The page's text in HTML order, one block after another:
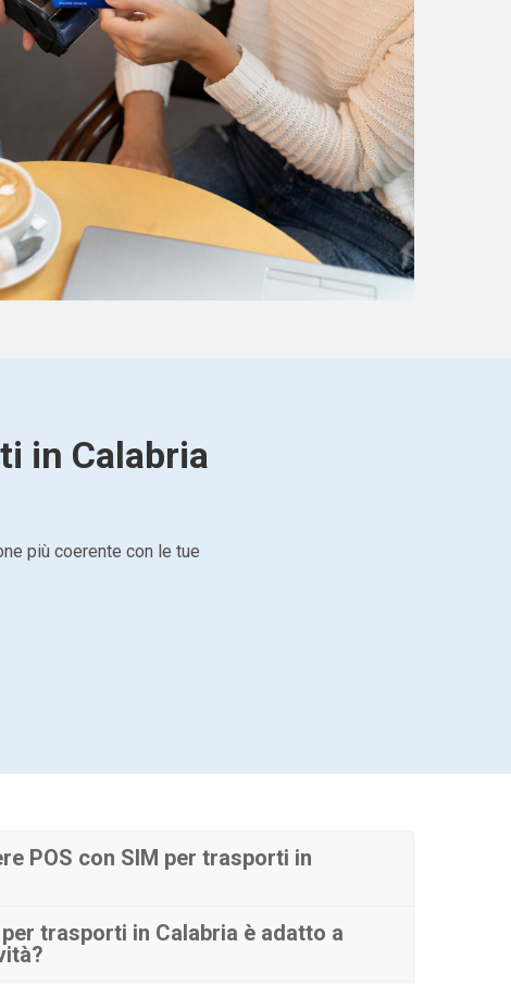
in Calabria
più coerente con le tue
POS con SIM per trasporti in
per trasporti in Calabria è adatto a